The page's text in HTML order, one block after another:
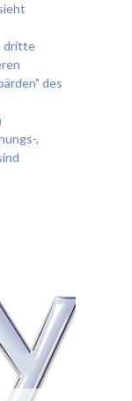
dritte
des
,